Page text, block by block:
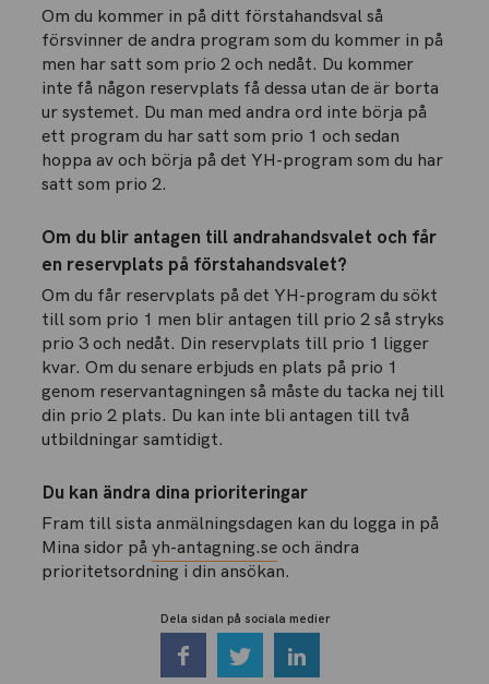
Om du kommer in på ditt förstahandsval så
försvinner de andra program som du kommer in på
men har satt som prio 2 och nedåt. Du kommer
inte få någon reservplats få dessa utan de är borta
ur systemet. Du man med andra ord inte börja på
ett program du har satt som prio 1 och sedan
hoppa av och börja på det YH-program som du har
satt som prio 2.
Om du blir antagen till andrahandsvalet och får
en reservplats på förstahandsvalet?
Om du får reservplats på det YH-program du sökt
till som prio 1 men blir antagen till prio 2 så stryks
prio 3 och nedåt. Din reservplats till prio 1 ligger
kvar. Om du senare erbjuds en plats på prio 1
genom reservantagningen så måste du tacka nej till
din prio 2 plats. Du kan inte bli antagen till två
utbildningar samtidigt.
Du kan ändra dina prioriteringar
Fram till sista anmälningsdagen kan du logga in på
Mina sidor på yh-antagning.se och ändra
prioritetsordning i din ansökan.
Dela sidan på sociala medier